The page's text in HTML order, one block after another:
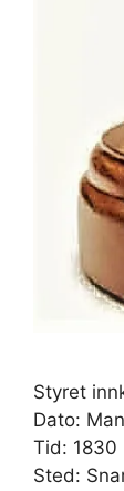
Styret
Dato:
Tid: 1830
Sted: